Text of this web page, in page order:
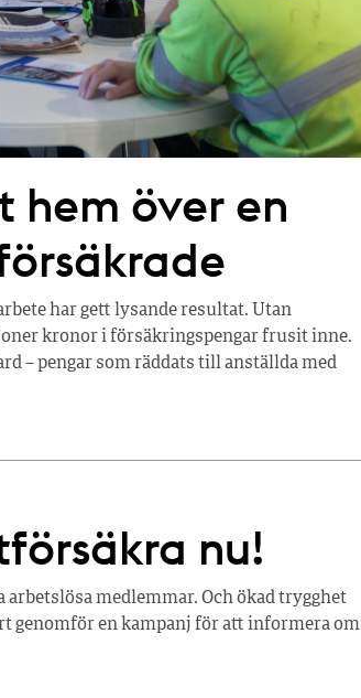
hem över en
har gett lysande resultat. Utan
kronor i försäkringspengar frusit inne.
– pengar som räddats till anställda med
nu!
arbetslösa medlemmar. Och ökad trygghet
genomför en kampanj för att informera om